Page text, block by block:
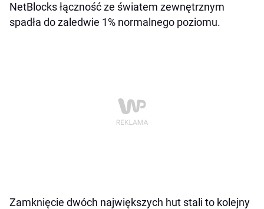
NetBlocks łączność ze światem zewnętrznym
spadła do zaledwie 1% normalnego poziomu.
Zamknięcie dwóch największych hut stali to kolejny